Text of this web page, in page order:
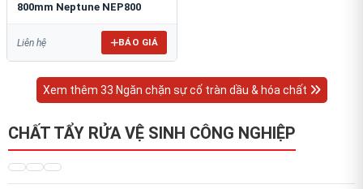
800mm Neptune NEP800
Liên hệ BÁO GIÁ
Xem thêm 33 Ngăn chặn sự cố tràn dầu & hóa chất
CHẤT TẨY RỬA VỆ SINH CÔNG NGHIỆP